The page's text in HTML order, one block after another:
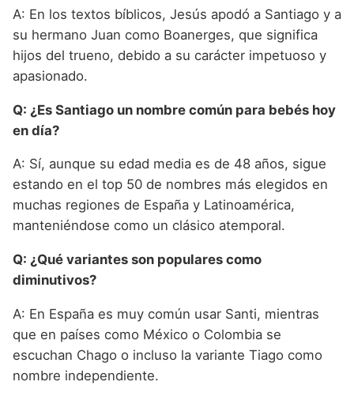
A: En los textos bíblicos, Jesús apodó a Santiago y a
su hermano Juan como Boanerges, que significa
hijos del trueno, debido a su carácter impetuoso y
apasionado.
Q: ¿Es Santiago un nombre común para bebés hoy
en día?
A: Sí, aunque su edad media es de 48 años, sigue
estando en el top 50 de nombres más elegidos en
muchas regiones de España y Latinoamérica,
manteniéndose como un clásico atemporal.
Q: ¿Qué variantes son populares como
diminutivos?
A: En España es muy común usar Santi, mientras
que en países como México o Colombia se
escuchan Chago o incluso la variante Tiago como
nombre independiente.